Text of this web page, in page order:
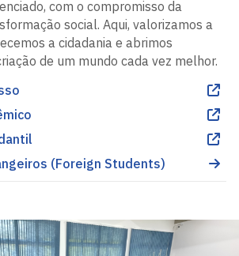
com o compromisso da
social. Aqui, valorizamos a
a cidadania e abrimos
de um mundo cada vez melhor.
(Foreign Students)